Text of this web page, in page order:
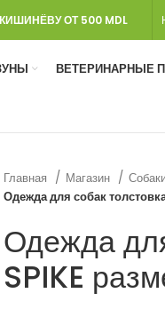
ОТ 500 MDL
ВЕТЕРИНАРНЫЕ
Главная Магазин
Одежда для собак
Одежда
SPIKE